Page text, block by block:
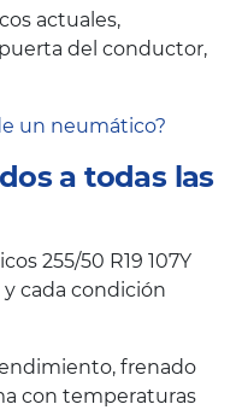
actuales,
del conductor,
un neumático?
a todas las
255/50 R19 107Y
cada condición
frenado
con temperaturas